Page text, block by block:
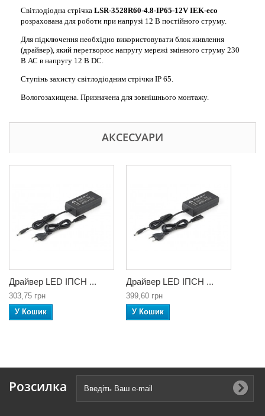
Світлодіодна стрічка LSR-3528R60-4.8-IP65-12V IEK-eco
розрахована для роботи при напрузі 12 В постійного струму.
Для підключення необхідно використовувати блок живлення
(драйвер), який перетворює напругу мережі змінного струму 230
В АС в напругу 12 В DC.
Ступінь захисту світлодіодним стрічки IP 65.
Вологозахищена. Призначена для зовнішнього монтажу.
АКСЕСУАРИ
Драйвер LED ІПСН ...
303,75 грн
У Кошик
Драйвер LED ІПСН ...
399,60 грн
У Кошик
Розсилка